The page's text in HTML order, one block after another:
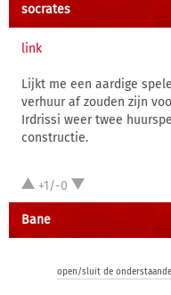
socrates
link
Lijkt me een aardige
verhuur af zouden zijn
Irdrissi weer twee
constructie.
+1/-0
Bane
open/sluit de